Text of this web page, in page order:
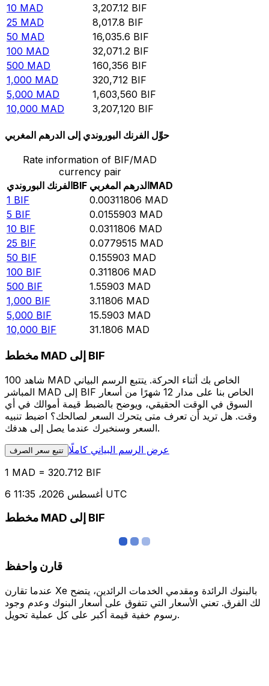
10 MAD 3,207.12 BIF
25 MAD 8,017.8 BIF
50 MAD 16,035.6 BIF
100 MAD 32,071.2 BIF
500 MAD 160,356 BIF
1,000 MAD 320,712 BIF
5,000 MAD 1,603,560 BIF
10,000 MAD 3,207,120 BIF
حوِّل الفرنك البوروندي إلى الدرهم المغربي
Rate information of BIF/MAD
currency pair
الفرنك البورونديBIF الدرهم المغربيMAD
1 BIF 0.00311806 MAD
5 BIF 0.0155903 MAD
10 BIF 0.0311806 MAD
25 BIF 0.0779515 MAD
50 BIF 0.155903 MAD
100 BIF 0.311806 MAD
500 BIF 1.55903 MAD
1,000 BIF 3.11806 MAD
5,000 BIF 15.5903 MAD
10,000 BIF 31.1806 MAD
مخطط MAD إلى BIF
شاهد 100 MAD الخاص بك أثناء الحركة. يتتبع الرسم البياني
المباشر MAD إلى BIF الخاص بنا على مدار 12 شهرًا من أسعار
السوق في الوقت الحقيقي، ويوضح بالضبط قيمة أموالك في أي
وقت. هل تريد أن تعرف متى يتحرك السعر لصالحك؟ اضبط تنبيه
السعر وسنخبرك عندما يصل إلى هدفك.
تتبع سعر الصرف عرض الرسم البياني كاملًا
1 MAD = 320.712 BIF
6 أغسطس 2026، 11:35 UTC
مخطط MAD إلى BIF
قارن واحفظ
عندما تقارن Xe بالبنوك الرائدة ومقدمي الخدمات الرائدين، يتضح
لك الفرق. تعني الأسعار التي تتفوق على أسعار البنوك وعدم وجود
رسوم خفية قيمة أكبر على كل عملية تحويل.